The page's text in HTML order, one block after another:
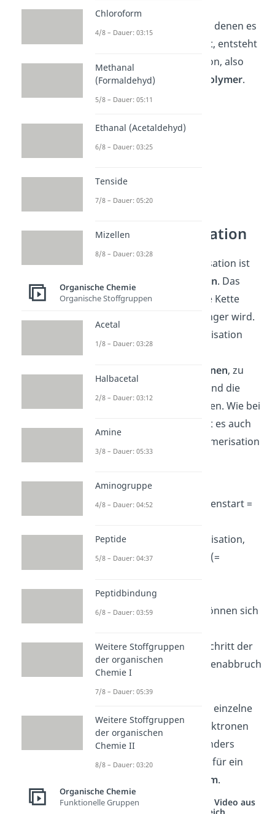
Propagation und
Kettenübertragungen, bei denen es
zu Verzweigungen kommt, entsteht
am Ende durch Termination, also
Abbruchreaktionen, ein
Polymer.
Kettenpolymerisation
Die radikalische Polymerisation ist
eineKettenpolymerisation. Das
heißt, dass die wachsende Kette
länger wird.
Neben der Kettenpolymerisation
Stufenwachstumsreaktionen, zu
und die
Polykondensation
gehören. Wie bei
gibt es auch
bei der radikalischen Polymerisation
4 Teilschritte:
Initiation
Polymerisation (= Kettenstart =
Propagation
: Polymerisation,
also Kettenwachstum (=
Kettenübertragung:
entstandene Ketten können sich
Termination: letzter Schritt der
Polymerisation (= Kettenabbruch
Radikale sind Teilchen, die einzelne
und damit ungepaarte Elektronen
besitzen. Diese sind besonders
reaktivund sorgen damit für ein
Kettenwachstum.
Studyflix vernetzt: Hier ein Video aus
Chloroform
4/8 – Dauer: 03:15
Methanal
(Formaldehyd)
5/8 – Dauer: 05:11
Ethanal (Acetaldehyd)
6/8 – Dauer: 03:25
Tenside
7/8 – Dauer: 05:20
Mizellen
8/8 – Dauer: 03:28
Organische Chemie
Organische Stoffgruppen
Acetal
1/8 – Dauer: 03:28
Halbacetal
2/8 – Dauer: 03:12
Amine
3/8 – Dauer: 05:33
Aminogruppe
4/8 – Dauer: 04:52
Peptide
5/8 – Dauer: 04:37
Peptidbindung
6/8 – Dauer: 03:59
Weitere Stoffgruppen
der organischen
Chemie I
7/8 – Dauer: 05:39
Weitere Stoffgruppen
der organischen
Chemie II
8/8 – Dauer: 03:20
Organische Chemie
Funktionelle Gruppen